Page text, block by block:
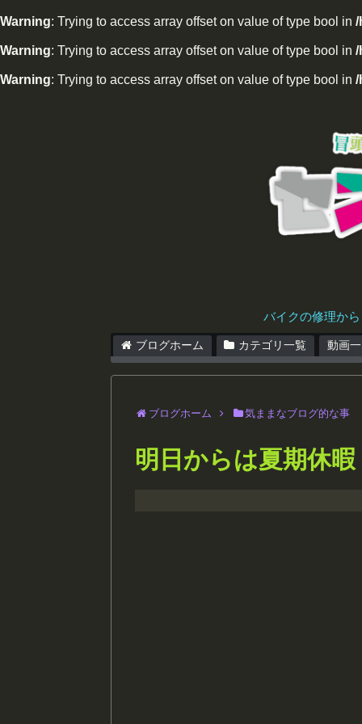
Warning: Trying to access array offset on value of type bool in /
Warning: Trying to access array offset on value of type bool in /
Warning: Trying to access array offset on value of type bool in /
バイクの修理か
ブログホーム カテゴリ一覧 動画
ブログホーム 気ままなブログ的な事
明日からは夏期休